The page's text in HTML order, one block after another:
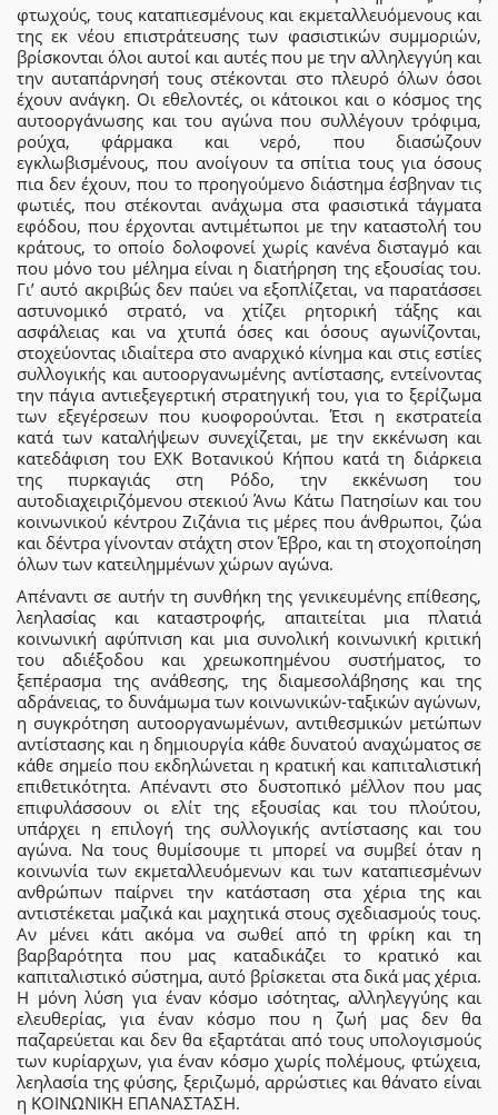
φτωχούς, τους καταπιεσμένους και εκμεταλλευόμενους και
της εκ νέου επιστράτευσης των φασιστικών συμμοριών,
βρίσκονται όλοι αυτοί και αυτές που με την αλληλεγγύη και
την αυταπάρνησή τους στέκονται στο πλευρό όλων όσοι
έχουν ανάγκη. Οι εθελοντές, οι κάτοικοι και ο κόσμος της
αυτοοργάνωσης και του αγώνα που συλλέγουν τρόφιμα,
ρούχα, φάρμακα και νερό, που διασώζουν
εγκλωβισμένους, που ανοίγουν τα σπίτια τους για όσους
πια δεν έχουν, που το προηγούμενο διάστημα έσβηναν τις
φωτιές, που στέκονται ανάχωμα στα φασιστικά τάγματα
εφόδου, που έρχονται αντιμέτωποι με την καταστολή του
κράτους, το οποίο δολοφονεί χωρίς κανένα δισταγμό και
που μόνο του μέλημα είναι η διατήρηση της εξουσίας του.
Γι’ αυτό ακριβώς δεν παύει να εξοπλίζεται, να παρατάσσει
αστυνομικό στρατό, να χτίζει ρητορική τάξης και
ασφάλειας και να χτυπά όσες και όσους αγωνίζονται,
στοχεύοντας ιδιαίτερα στο αναρχικό κίνημα και στις εστίες
συλλογικής και αυτοοργανωμένης αντίστασης, εντείνοντας
την πάγια αντιεξεγερτική στρατηγική του, για το ξερίζωμα
των εξεγέρσεων που κυοφορούνται. Έτσι η εκστρατεία
κατά των καταλήψεων συνεχίζεται, με την εκκένωση και
κατεδάφιση του ΕΧΚ Βοτανικού Κήπου κατά τη διάρκεια
της πυρκαγιάς στη Ρόδο, την εκκένωση του
αυτοδιαχειριζόμενου στεκιού Άνω Κάτω Πατησίων και του
κοινωνικού κέντρου Ζιζάνια τις μέρες που άνθρωποι, ζώα
και δέντρα γίνονταν στάχτη στον Έβρο, και τη στοχοποίηση
όλων των κατειλημμένων χώρων αγώνα.
Απέναντι σε αυτήν τη συνθήκη της γενικευμένης επίθεσης,
λεηλασίας και καταστροφής, απαιτείται μια πλατιά
κοινωνική αφύπνιση και μια συνολική κοινωνική κριτική
του αδιέξοδου και χρεωκοπημένου συστήματος, το
ξεπέρασμα της ανάθεσης, της διαμεσολάβησης και της
αδράνειας, το δυνάμωμα των κοινωνικών-ταξικών αγώνων,
η συγκρότηση αυτοοργανωμένων, αντιθεσμικών μετώπων
αντίστασης και η δημιουργία κάθε δυνατού αναχώματος σε
κάθε σημείο που εκδηλώνεται η κρατική και καπιταλιστική
επιθετικότητα. Απέναντι στο δυστοπικό μέλλον που μας
επιφυλάσσουν οι ελίτ της εξουσίας και του πλούτου,
υπάρχει η επιλογή της συλλογικής αντίστασης και του
αγώνα. Να τους θυμίσουμε τι μπορεί να συμβεί όταν η
κοινωνία των εκμεταλλευόμενων και των καταπιεσμένων
ανθρώπων παίρνει την κατάσταση στα χέρια της και
αντιστέκεται μαζικά και μαχητικά στους σχεδιασμούς τους.
Αν μένει κάτι ακόμα να σωθεί από τη φρίκη και τη
βαρβαρότητα που μας καταδικάζει το κρατικό και
καπιταλιστικό σύστημα, αυτό βρίσκεται στα δικά μας χέρια.
Η μόνη λύση για έναν κόσμο ισότητας, αλληλεγγύης και
ελευθερίας, για έναν κόσμο που η ζωή μας δεν θα
παζαρεύεται και δεν θα εξαρτάται από τους υπολογισμούς
των κυρίαρχων, για έναν κόσμο χωρίς πολέμους, φτώχεια,
λεηλασία της φύσης, ξεριζωμό, αρρώστιες και θάνατο είναι
η ΚΟΙΝΩΝΙΚΗ ΕΠΑΝΑΣΤΑΣΗ.